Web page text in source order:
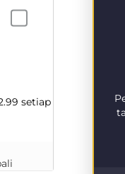
setiap